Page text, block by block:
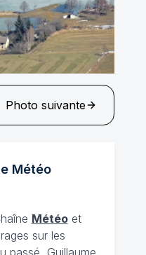
Photo suivante
Météo
Météoet
sur les
passé, Guillaume